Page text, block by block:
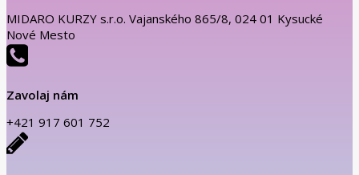
MIDARO KURZY s.r.o. Vajanského 865/8, 024 01 Kysucké
Nové Mesto
Zavolaj nám
+421 917 601 752